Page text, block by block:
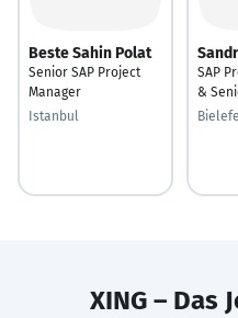
Beste Sahin Polat
Senior SAP Project
Manager
Istanbul
SAP
&
XING – Das